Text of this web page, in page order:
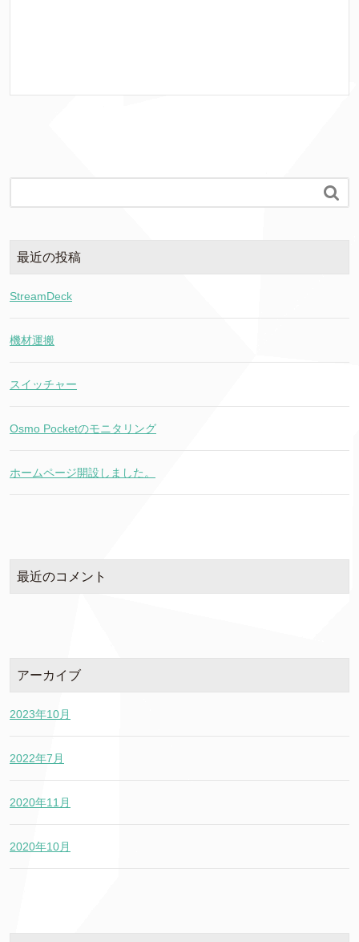
b

最近の投稿
StreamDeck
機材運搬
スイッチャー
Osmo Pocketのモニタリング
ホームページ開設しました。
最近のコメント
アーカイブ
2023年10月
2022年7月
2020年11月
2020年10月